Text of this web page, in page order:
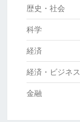
歴史・社会
科学
経済
経済・ビジネス
金融